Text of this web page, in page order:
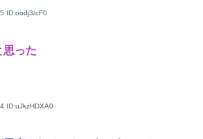
ID:oodj3/cF0
思った
ID:uJkzHDXA0